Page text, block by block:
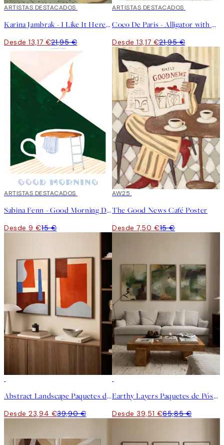
40%*
ARTISTAS DESTACADOS
Karina Jambrak - I Like It Here Poster
Desde 13,17 €21,95 €
40%*
ARTISTAS DESTACADOS
Coco De Paris - Alligator with Wine Glass Poster
Desde 13,17 €21,95 €
40%*
ARTISTAS DESTACADOS
Sabina Fenn - Good Morning Dive Poster
Desde 9 €15 €
50%*
AW25
The Good News Café Poster
Desde 7,50 €15 €
Abstract Landscape Paquetes de Pósters
Desde 23,94 €39,90 €
Earthy Layers Paquetes de Pósters
Desde 39,51 €65,85 €